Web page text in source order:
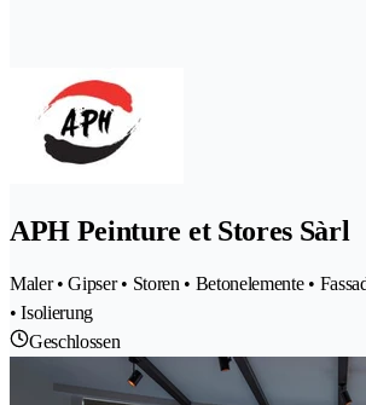
APH Peinture et Stores Sàrl
Maler • Gipser • Storen • Betonelemente •
• Isolierung
Geschlossen